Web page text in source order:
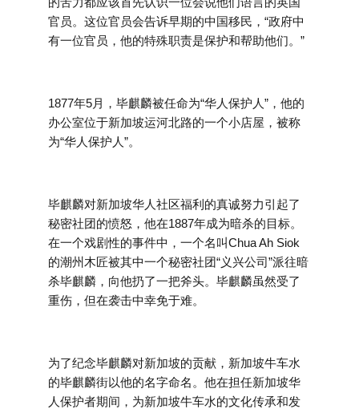
官员。这位官员会告诉早期的中国移民，“政府中
有一位官员，他的特殊职责是保护和帮助他们。”
1877年5月，毕麒麟被任命为“华人保护人”，他的
办公室位于新加坡运河北路的一个小店屋，被称
为“华人保护人”。
毕麒麟对新加坡华人社区福利的真诚努力引起了
秘密社团的愤怒，他在1887年成为暗杀的目标。
在一个戏剧性的事件中，一个名叫Chua Ah Siok
的潮州木匠被其中一个秘密社团“义兴公司”派往暗
杀毕麒麟，向他扔了一把斧头。毕麒麟虽然受了
重伤，但在袭击中幸免于难。
为了纪念毕麒麟对新加坡的贡献，新加坡牛车水
的毕麒麟街以他的名字命名。他在担任新加坡华
人保护者期间，为新加坡牛车水的文化传承和发